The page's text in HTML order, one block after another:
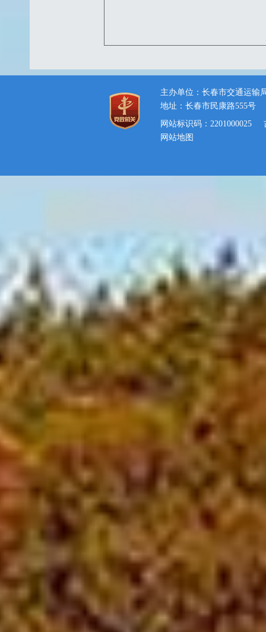
主办单位：长春市交通运输
地址：长春市民康路555号
网站标识码：2201000025
网站地图